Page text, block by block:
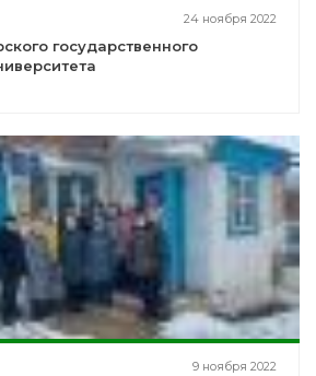
24 ноября 2022
государственного
9 ноября 2022